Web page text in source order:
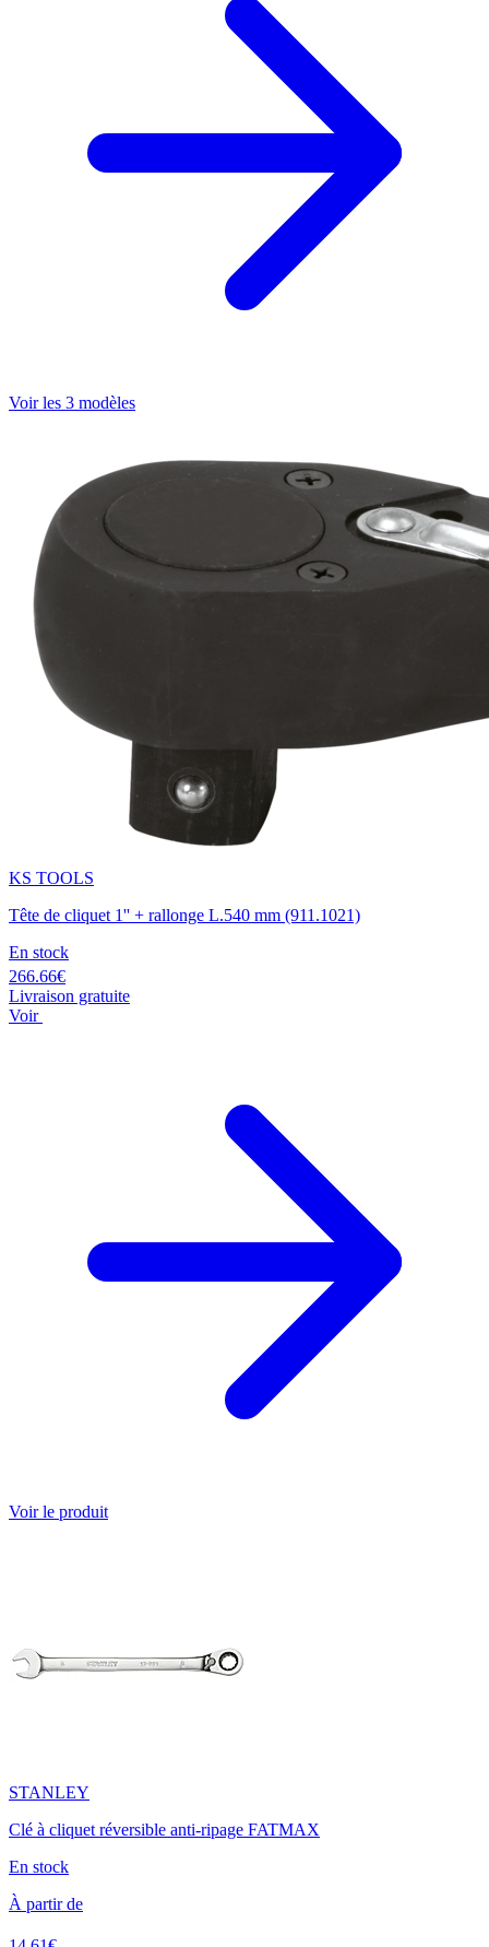
Voir les 3 modèles
KS TOOLS
Tête de cliquet 1'' + rallonge L.540 mm (911.1021)
En stock
266.66€
Livraison gratuite
Voir
Voir le produit
STANLEY
Clé à cliquet réversible anti-ripage FATMAX
En stock
À partir de